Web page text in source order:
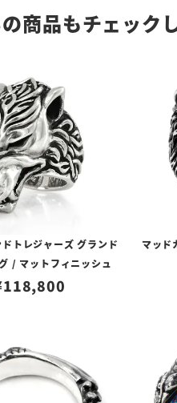
商品もチェック
トレジャーズ グランド
/ マットフィニッシュ
118,800
マッド